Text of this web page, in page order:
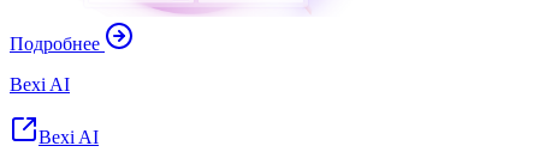
Подробнее
Bexi AI
Bexi AI